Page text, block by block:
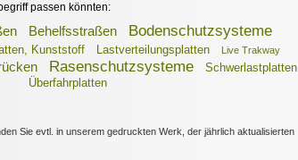
passen könnten:
Behelfsstraßen
Bodenschutzsysteme
Kunststoff Lastverteilungsplatten Live Trakway
Rasenschutzsysteme
Schwerlastplatten
Überfahrplatten
Sie evtl. in unserem gedruckten Werk, der jährlich aktualisierten